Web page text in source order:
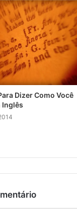
Dizer Como Você
Inglês